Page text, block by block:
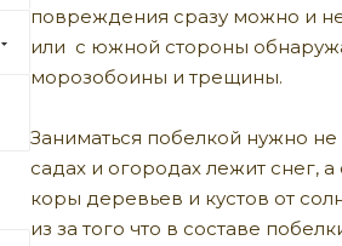
повреждения сразу можно и
или с южной стороны
морозобоины и трещины.
Заниматься побелкой нужно
садах и огородах лежит снег,
коры деревьев и кустов от
из за того что в составе